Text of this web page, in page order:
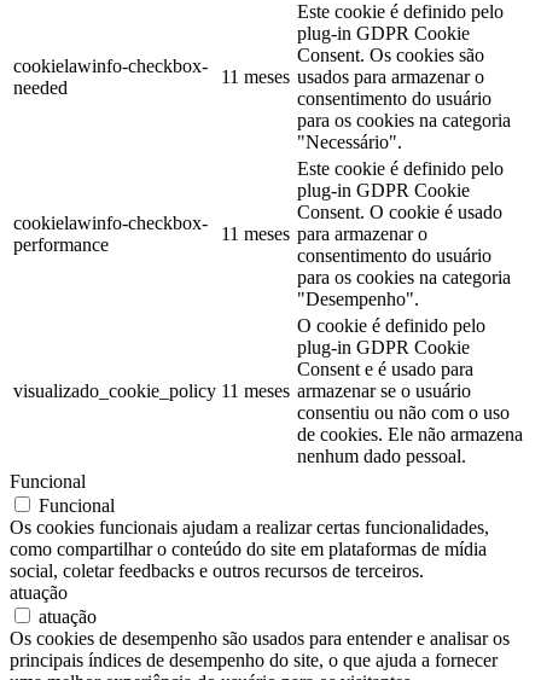
cookielawinfo-checkbox-
needed
11 meses
Este cookie é definido pelo
plug-in GDPR Cookie
Consent. Os cookies são
usados para armazenar o
consentimento do usuário
para os cookies na categoria
"Necessário".
cookielawinfo-checkbox-
performance
11 meses
Este cookie é definido pelo
plug-in GDPR Cookie
Consent. O cookie é usado
para armazenar o
consentimento do usuário
para os cookies na categoria
"Desempenho".
visualizado_cookie_policy 11 meses
O cookie é definido pelo
plug-in GDPR Cookie
Consent e é usado para
armazenar se o usuário
consentiu ou não com o uso
de cookies. Ele não armazena
nenhum dado pessoal.
Funcional
Funcional
Os cookies funcionais ajudam a realizar certas funcionalidades,
como compartilhar o conteúdo do site em plataformas de mídia
social, coletar feedbacks e outros recursos de terceiros.
atuação
atuação
Os cookies de desempenho são usados para entender e analisar os
principais índices de desempenho do site, o que ajuda a fornecer